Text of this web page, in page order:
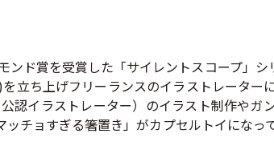
ド賞を受賞した「サイレントスコープ」シ
立ち上げフリーランスのイラストレーター
認イラストレーター）のイラスト制作やガ
チョすぎる箸置き」がカプセルトイになっ